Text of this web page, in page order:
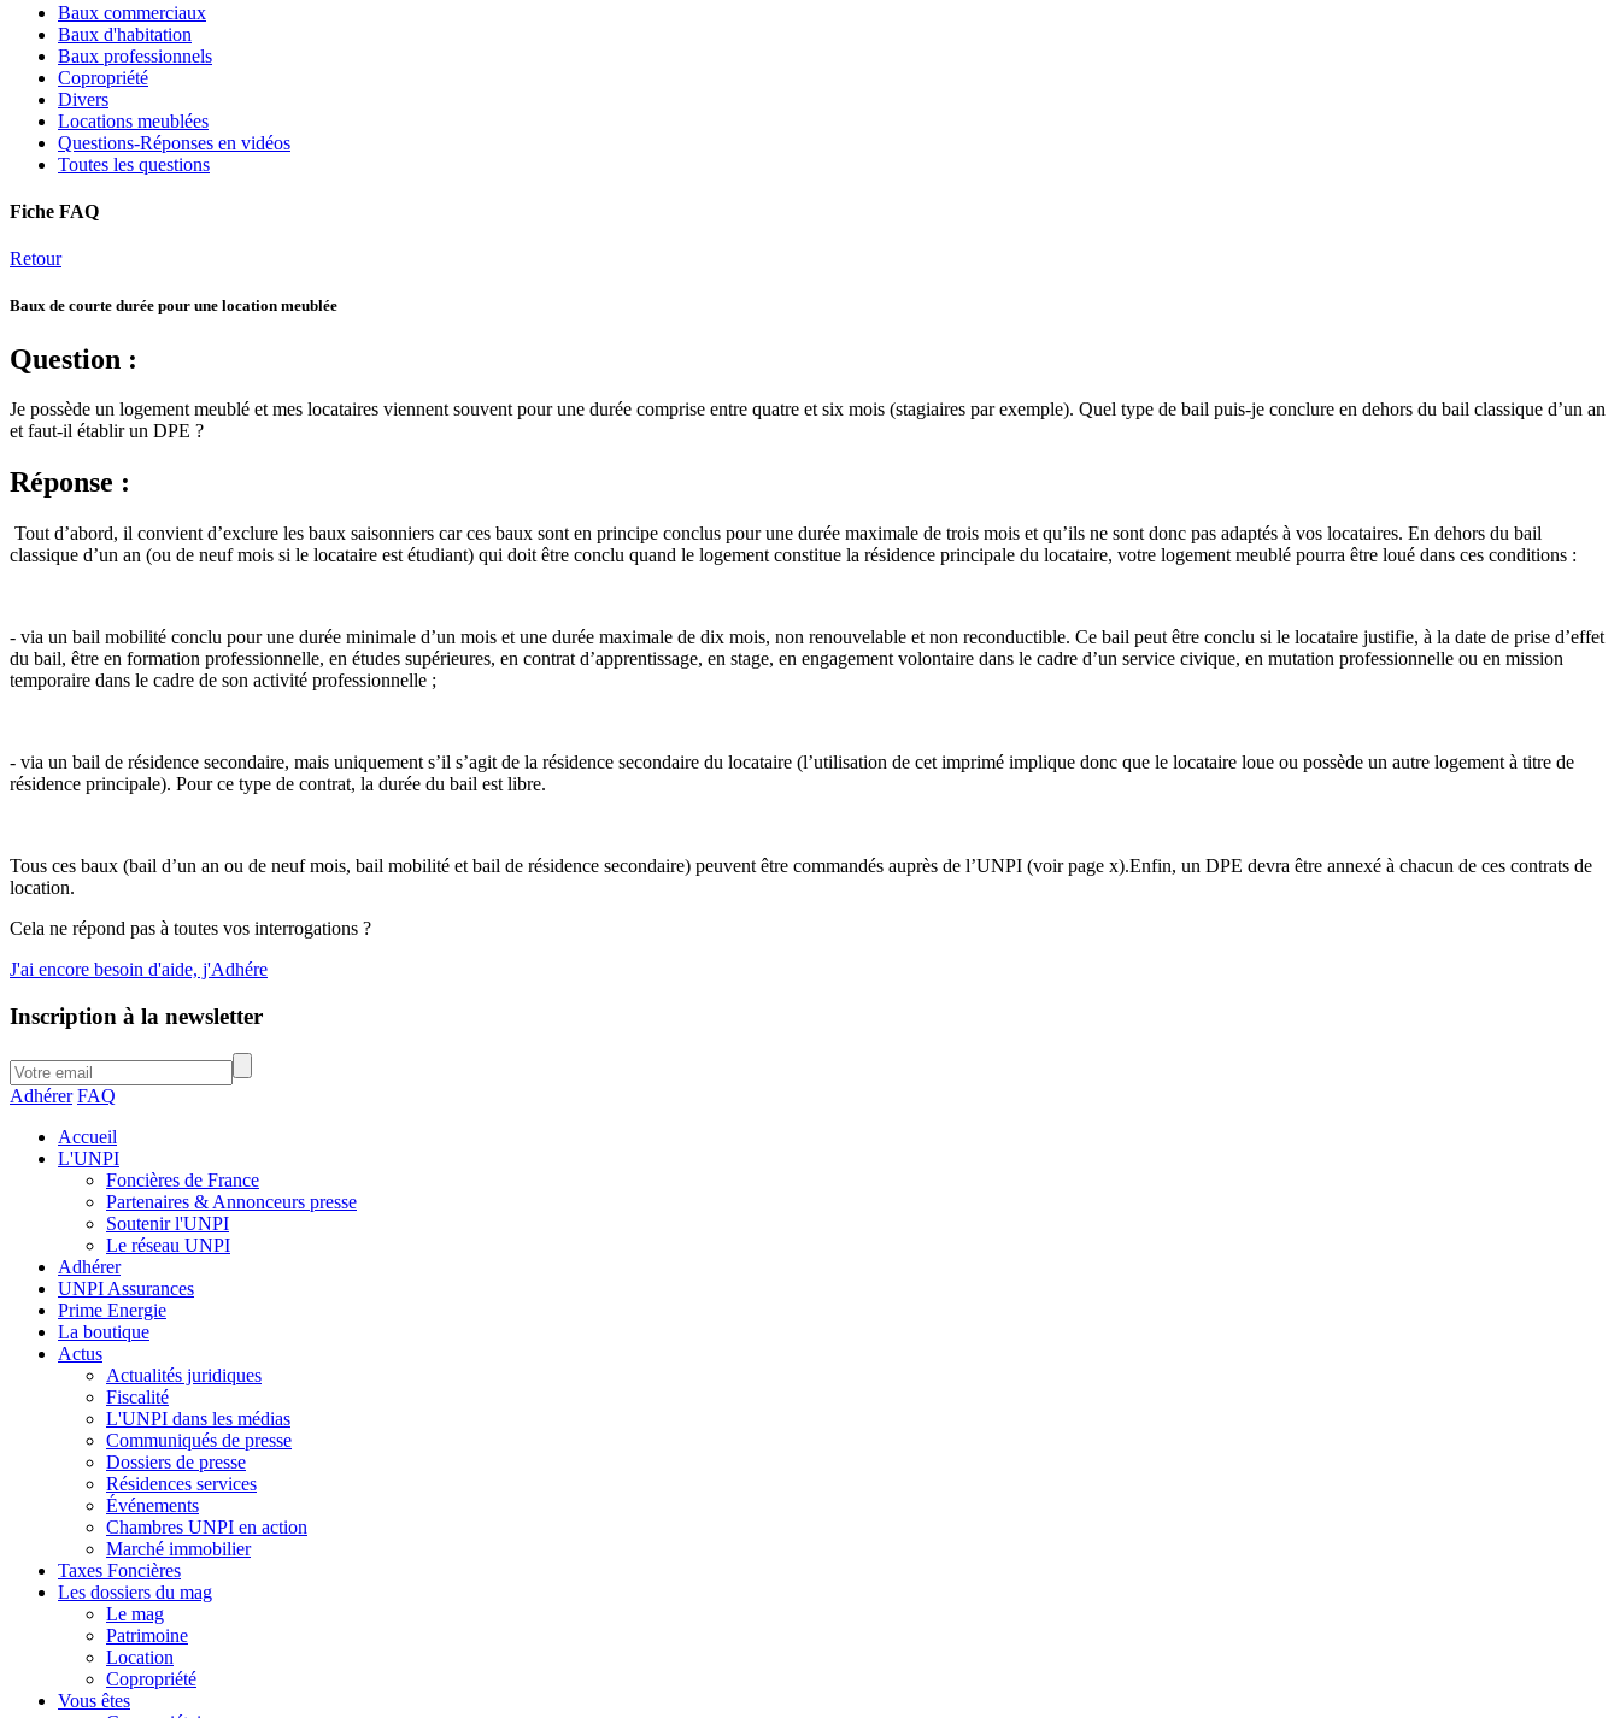
Baux commerciaux
Baux d'habitation
Baux professionnels
Copropriété
Divers
Locations meublées
Questions-Réponses en vidéos
Toutes les questions
Fiche FAQ
Retour
Baux de courte durée pour une location meublée
Question :
Je possède un logement meublé et mes locataires viennent souvent pour une durée comprise entre quatre et six mois (stagiaires par exemple). Quel type de bail puis-je conclure en dehors du bail classique d’un an
et faut-il établir un DPE ?
Réponse :
Tout d’abord, il convient d’exclure les baux saisonniers car ces baux sont en principe conclus pour une durée maximale de trois mois et qu’ils ne sont donc pas adaptés à vos locataires. En dehors du bail
classique d’un an (ou de neuf mois si le locataire est étudiant) qui doit être conclu quand le logement constitue la résidence principale du locataire, votre logement meublé pourra être loué dans ces conditions :
- via un bail mobilité conclu pour une durée minimale d’un mois et une durée maximale de dix mois, non renouvelable et non reconductible. Ce bail peut être conclu si le locataire justifie, à la date de prise d’effet
du bail, être en formation professionnelle, en études supérieures, en contrat d’apprentissage, en stage, en engagement volontaire dans le cadre d’un service civique, en mutation professionnelle ou en mission
temporaire dans le cadre de son activité professionnelle ;
- via un bail de résidence secondaire, mais uniquement s’il s’agit de la résidence secondaire du locataire (l’utilisation de cet imprimé implique donc que le locataire loue ou possède un autre logement à titre de
résidence principale). Pour ce type de contrat, la durée du bail est libre.
Tous ces baux (bail d’un an ou de neuf mois, bail mobilité et bail de résidence secondaire) peuvent être commandés auprès de l’UNPI (voir page x).Enfin, un DPE devra être annexé à chacun de ces contrats de
location.
Cela ne répond pas à toutes vos interrogations ?
J'ai encore besoin d'aide, j'Adhére
Inscription à la newsletter
Adhérer FAQ
Accueil
L'UNPI
Foncières de France
Partenaires & Annonceurs presse
Soutenir l'UNPI
Le réseau UNPI
Adhérer
UNPI Assurances
Prime Energie
La boutique
Actus
Actualités juridiques
Fiscalité
L'UNPI dans les médias
Communiqués de presse
Dossiers de presse
Résidences services
Événements
Chambres UNPI en action
Marché immobilier
Taxes Foncières
Les dossiers du mag
Le mag
Patrimoine
Location
Copropriété
Vous êtes